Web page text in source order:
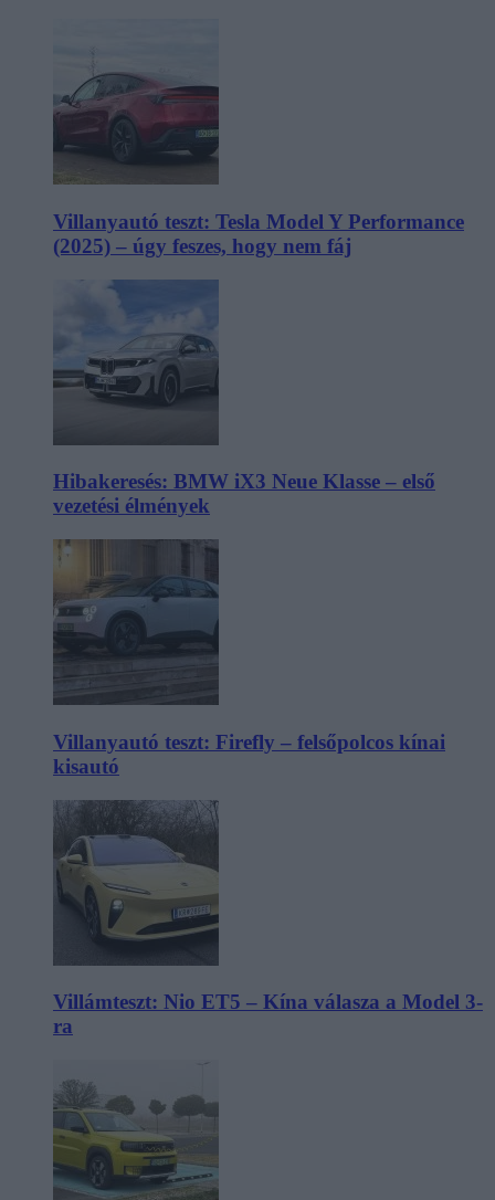
Villanyautó teszt: Tesla Model Y Performance
(2025) – úgy feszes, hogy nem fáj
Hibakeresés: BMW iX3 Neue Klasse – első
vezetési élmények
Villanyautó teszt: Firefly – felsőpolcos kínai
kisautó
Villámteszt: Nio ET5 – Kína válasza a Model 3-
ra